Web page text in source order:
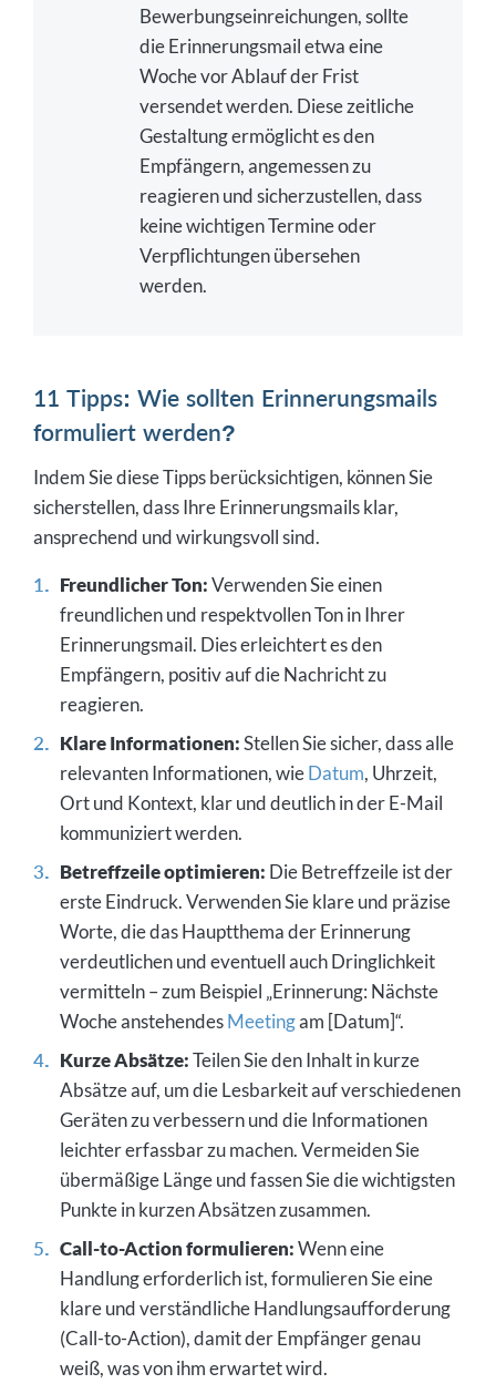
Bewerbungseinreichungen, sollte
die Erinnerungsmail etwa eine
Woche vor Ablauf der Frist
versendet werden. Diese zeitliche
Gestaltung ermöglicht es den
Empfängern, angemessen zu
reagieren und sicherzustellen, dass
keine wichtigen Termine oder
Verpflichtungen übersehen
werden.
11 Tipps: Wie sollten Erinnerungsmails
formuliert werden?
Indem Sie diese Tipps berücksichtigen, können Sie
sicherstellen, dass Ihre Erinnerungsmails klar,
ansprechend und wirkungsvoll sind.
Freundlicher Ton:Verwenden Sie einen
freundlichen und respektvollen Ton in Ihrer
Erinnerungsmail. Dies erleichtert es den
Empfängern, positiv auf die Nachricht zu
reagieren.
Klare Informationen:Stellen Sie sicher, dass alle
relevanten Informationen, wieDatum, Uhrzeit,
Ort und Kontext, klar und deutlich in der E-Mail
kommuniziert werden.
Betreffzeile optimieren: Die Betreffzeile ist der
erste Eindruck. Verwenden Sie klare und präzise
Worte, die das Hauptthema der Erinnerung
verdeutlichen und eventuell auch Dringlichkeit
vermitteln – zum Beispiel „Erinnerung: Nächste
Woche anstehendesMeetingam [Datum]“.
Kurze Absätze:Teilen Sie den Inhalt in kurze
Absätze auf, um die Lesbarkeit auf verschiedenen
Geräten zu verbessern und die Informationen
leichter erfassbar zu machen. Vermeiden Sie
übermäßige Länge und fassen Sie die wichtigsten
Punkte in kurzen Absätzen zusammen.
Call-to-Action formulieren:Wenn eine
Handlung erforderlich ist, formulieren Sie eine
klare und verständliche Handlungsaufforderung
(Call-to-Action), damit der Empfänger genau
weiß, was von ihm erwartet wird.